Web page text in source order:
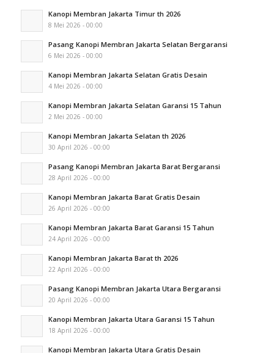
Kanopi Membran Jakarta Timur th 2026
8 Mei 2026 - 00:00
Pasang Kanopi Membran Jakarta Selatan Bergaransi
6 Mei 2026 - 00:00
Kanopi Membran Jakarta Selatan Gratis Desain
4 Mei 2026 - 00:00
Kanopi Membran Jakarta Selatan Garansi 15 Tahun
2 Mei 2026 - 00:00
Kanopi Membran Jakarta Selatan th 2026
30 April 2026 - 00:00
Pasang Kanopi Membran Jakarta Barat Bergaransi
28 April 2026 - 00:00
Kanopi Membran Jakarta Barat Gratis Desain
26 April 2026 - 00:00
Kanopi Membran Jakarta Barat Garansi 15 Tahun
24 April 2026 - 00:00
Kanopi Membran Jakarta Barat th 2026
22 April 2026 - 00:00
Pasang Kanopi Membran Jakarta Utara Bergaransi
20 April 2026 - 00:00
Kanopi Membran Jakarta Utara Garansi 15 Tahun
18 April 2026 - 00:00
Kanopi Membran Jakarta Utara Gratis Desain